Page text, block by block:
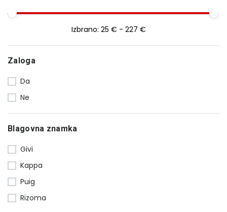
Stojala
Smerokazi
Uteži
Vizirji
23
Ogledala
Ostalo
Luči
Zaščita motorja
Adapterji in distančniki
Vzmetenje in kit za znižanje
Izbrano: 25 € - 227 €
Zaloga
Da
Ne
Blagovna znamka
Givi
Kappa
Puig
Rizoma